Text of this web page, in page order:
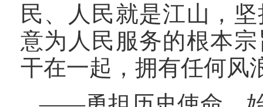
民、人民就是江山，
意为人民服务的根本
干在一起，拥有任何风